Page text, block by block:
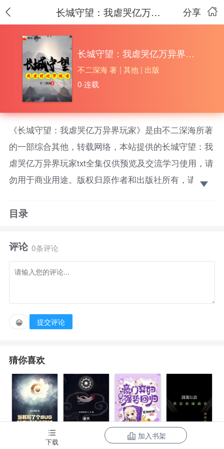
分享
长城守望：我虐哭亿万异界玩家
长城守望：我虐哭亿万异界玩家
不二深海 著 | 其他 | 出版
0·连载
《长城守望：我虐哭亿万异界玩家》是由不二深海所著
的一部综合其他，转载网络，本站提供的长城守望：我
虐哭亿万异界玩家txt全集仅供预览及交流学习使用，请
勿用于商业用途。版权归原作者和出版社所有，请在下
版！ 【第四天灾+玩家入侵+国运+爽文+无敌+无女
灯塔国的『怒海狂涛』，毛熊国的『凛冬将至』，日
落国的『雾都诡影』，高卢国的『铁塔犹在』，被称为
直没有完成国运幻域。
当方默成为幻域建造师那天起，一切都变了。
主线【长城守望】：长城在，华夏就在！
目录
评论 0条评论
😀 提交评论
猜你喜欢
豪门弃妇带娃
下载
加入书架